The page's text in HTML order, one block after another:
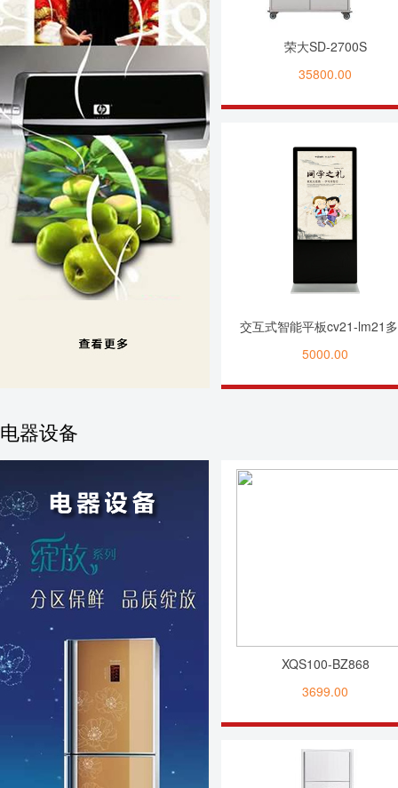
荣大SD-2700S
35800.00
交互式智能平板cv21-lm21
体广告机
5000.00
电器设备
XQS100-BZ868
3699.00